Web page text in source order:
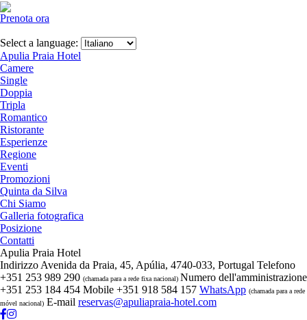
Prenota ora
Select a language:
Apulia Praia Hotel
Camere
Single
Doppia
Tripla
Romantico
Ristorante
Esperienze
Regione
Eventi
Promozioni
Quinta da Silva
Chi Siamo
Galleria fotografica
Posizione
Contatti
Apulia Praia Hotel
Indirizzo Avenida da Praia, 45, Apúlia, 4740-033, Portugal Telefono
+351 253 989 290 (chamada para a rede fixa nacional) Numero dell'amministrazione
+351 253 184 454 Mobile +351 918 584 157 WhatsApp (chamada para a rede
móvel nacional) E-mail reservas@apuliapraia-hotel.com